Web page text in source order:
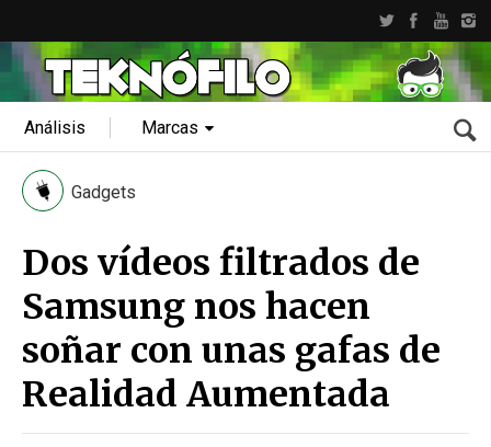
Análisis Marcas
Gadgets
Dos vídeos filtrados de
Samsung nos hacen
soñar con unas gafas de
Realidad Aumentada